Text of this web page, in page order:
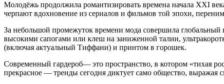
Молодёжь продолжила романтизировать времена начала XXI
черпают вдохновение из сериалов и фильмов той эпохи,
За небольшой промежуток времени мода совершила
высокими сапогами или клеш на заниженной талии,
(включая актуальный Тиффани) и принтом в горошек.
Современный гардероб— это пространство, в котором «тихая
прекрасное — тренды сегодня диктует само общество, выражая